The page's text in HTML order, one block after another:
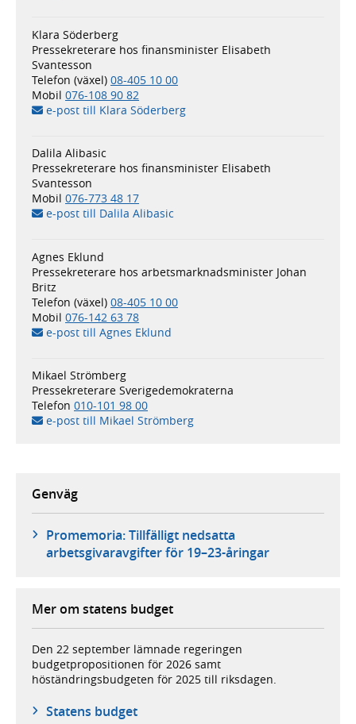
Klara Söderberg
Pressekreterare hos finansminister Elisabeth
Svantesson
Telefon (växel) 08-405 10 00
Mobil 076-108 90 82
e-post till Klara Söderberg
Dalila Alibasic
Pressekreterare hos finansminister Elisabeth
Svantesson
Mobil 076-773 48 17
e-post till Dalila Alibasic
Agnes Eklund
Pressekreterare hos arbetsmarknadsminister Johan
Britz
Telefon (växel) 08-405 10 00
Mobil 076-142 63 78
e-post till Agnes Eklund
Mikael Strömberg
Pressekreterare Sverigedemokraterna
Telefon 010-101 98 00
e-post till Mikael Strömberg
Genväg
Promemoria: Tillfälligt nedsatta
arbetsgivaravgifter för 19–23-åringar
Mer om statens budget
Den 22 september lämnade regeringen
budgetpropositionen för 2026 samt
höständringsbudgeten för 2025 till riksdagen.
Statens budget